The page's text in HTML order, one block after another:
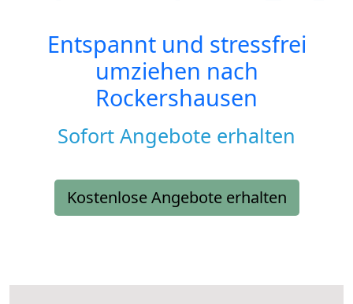
Entspannt und stressfrei
umziehen nach
Rockershausen
Sofort Angebote erhalten
Kostenlose Angebote erhalten